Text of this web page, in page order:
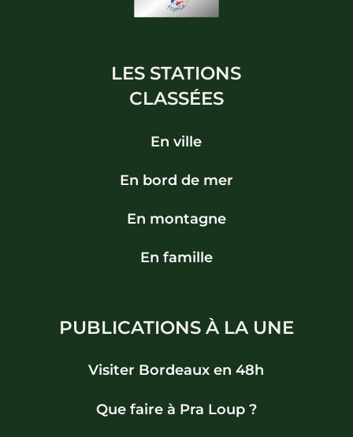
LES STATIONS
CLASSÉES
En ville
En bord de mer
En montagne
En famille
PUBLICATIONS À LA UNE
Visiter Bordeaux en 48h
Que faire à Pra Loup ?